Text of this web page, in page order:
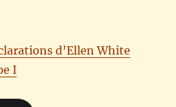
d’Ellen White
I